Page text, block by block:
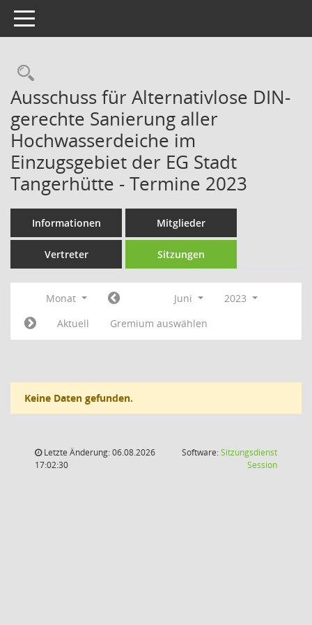
Toggle navigation
Rechercheauswahl
Ausschuss für Alternativlose DIN-
gerechte Sanierung aller
Hochwasserdeiche im
Einzugsgebiet der EG Stadt
Tangerhütte - Termine 2023
Informationen Mitglieder
Vertreter Sitzungen
Monat Juni
2023
Aktuell
Gremium auswählen
Keine Daten gefunden.
Letzte Änderung: 06.08.2026
17:02:30
Software:Sitzungsdienst
Session(Wird in